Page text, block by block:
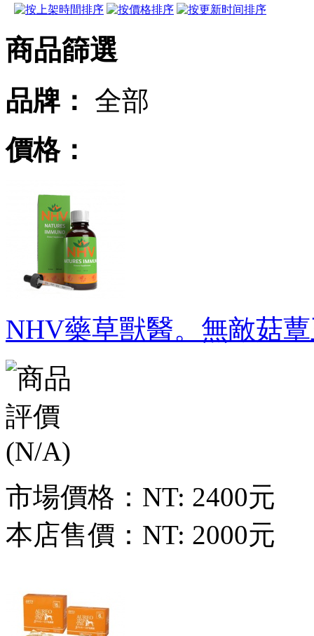
商品篩選
品牌：
全部
價格：
NHV藥草獸醫。無敵菇
市場價格： NT: 2400元
本店售價： NT: 2000元